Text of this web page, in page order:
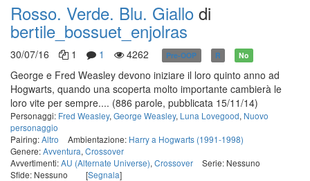
Rosso. Verde. Blu. Giallo di
bertile_bossuet_enjolras
30/07/16 1 1 4262 Pre-OOP R No
George e Fred Weasley devono iniziare il loro quinto anno ad
Hogwarts, quando una scoperta molto importante cambierà le
loro vite per sempre.... (886 parole, pubblicata 15/11/14)
Personaggi: Fred Weasley, George Weasley, Luna Lovegood, Nuovo
personaggio
Pairing:Altro Ambientazione: Harry a Hogwarts (1991-1998)
Genere:Avventura, Crossover
Avvertimenti:AU (Alternate Universe), Crossover
Serie: Nessuno
Sfide: Nessuno
[Segnala]